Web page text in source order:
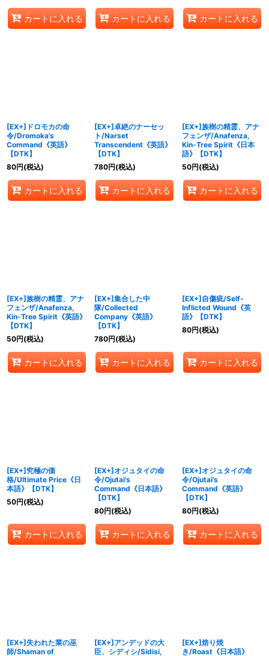
カートに入れる カートに入れる カートに入れる
[EX+]ドロモカの命
令/Dromoka's
Command《英語》
【DTK】
80円(税込)
カートに入れる
[EX+]卓絶のナーセッ
ト/Narset
Transcendent《英語》
【DTK】
780円(税込)
カートに入れる
[EX+]族樹の精霊、アナ
フェンザ/Anafenza,
Kin-Tree Spirit《日本
語》【DTK】
50円(税込)
カートに入れる
[EX+]族樹の精霊、アナ
フェンザ/Anafenza,
Kin-Tree Spirit《英語》
【DTK】
50円(税込)
カートに入れる
[EX+]集合した中
隊/Collected
Company《英語》
【DTK】
780円(税込)
カートに入れる
[EX+]自傷疵/Self-
Inflicted Wound《英
語》【DTK】
80円(税込)
カートに入れる
[EX+]究極の価
格/Ultimate Price《日
本語》【DTK】
50円(税込)
カートに入れる
[EX+]オジュタイの命
令/Ojutai's
Command《日本語》
【DTK】
80円(税込)
カートに入れる
[EX+]オジュタイの命
令/Ojutai's
Command《英語》
【DTK】
80円(税込)
カートに入れる
[EX+]失われた業の巫
師/Shaman of
[EX+]アンデッドの大
臣、シディシ/Sidisi,
[EX+]焙り焼
き/Roast《日本語》